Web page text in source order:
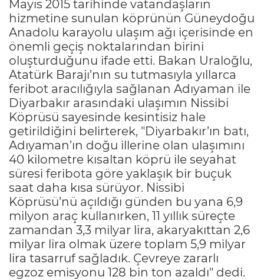
Mayıs 2015 tarihinde vatandaşların
hizmetine sunulan köprünün Güneydoğu
Anadolu karayolu ulaşım ağı içerisinde en
önemli geçiş noktalarından birini
oluşturduğunu ifade etti. Bakan Uraloğlu,
Atatürk Barajı’nın su tutmasıyla yıllarca
feribot aracılığıyla sağlanan Adıyaman ile
Diyarbakır arasındaki ulaşımın Nissibi
Köprüsü sayesinde kesintisiz hale
getirildiğini belirterek, "Diyarbakır’ın batı,
Adıyaman’ın doğu illerine olan ulaşımını
40 kilometre kısaltan köprü ile seyahat
süresi feribota göre yaklaşık bir buçuk
saat daha kısa sürüyor. Nissibi
Köprüsü’nü açıldığı günden bu yana 6,9
milyon araç kullanırken, 11 yıllık süreçte
zamandan 3,3 milyar lira, akaryakıttan 2,6
milyar lira olmak üzere toplam 5,9 milyar
lira tasarruf sağladık. Çevreye zararlı
egzoz emisyonu 128 bin ton azaldı" dedi.